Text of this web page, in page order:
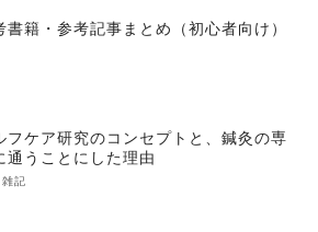
書籍・参考記事まとめ（初心者向け）
フケア研究のコンセプトと、鍼灸の専
通うことにした理由
記